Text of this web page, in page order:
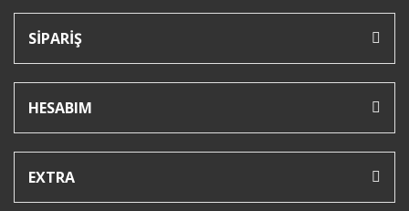
SİPARİŞ
HESABIM
EXTRA